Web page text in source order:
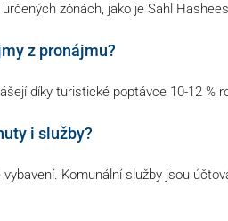
zónách, jako je Sahl
z pronájmu?
díky turistické poptávce 10-12 %
i služby?
Komunální služby jsou